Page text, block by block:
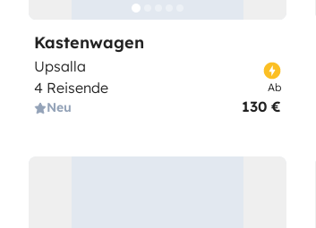
Kastenwagen
Upsalla
4 Reisende
Neu
Ab
130 €